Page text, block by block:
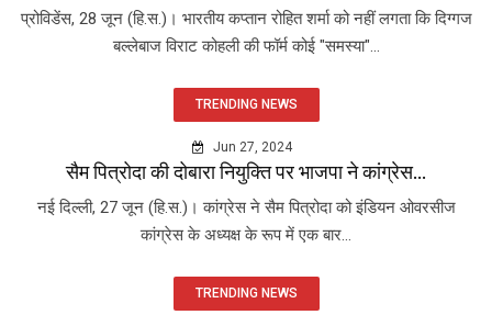
प्रोविडेंस, 28 जून (हि.स.)। भारतीय कप्तान रोहित शर्मा को नहीं लगता कि दिग्गज
बल्लेबाज विराट कोहली की फॉर्म कोई "समस्या"...
TRENDING NEWS
Jun 27, 2024
सैम पित्रोदा की दोबारा नियुक्ति पर भाजपा ने कांग्रेस...
नई दिल्ली, 27 जून (हि.स.)। कांग्रेस ने सैम पित्रोदा को इंडियन ओवरसीज
कांग्रेस के अध्यक्ष के रूप में एक बार...
TRENDING NEWS